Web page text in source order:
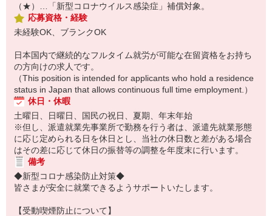
（★）…「新型コロナウイルス感染症」補償対象。
応募資格・経験
未経験OK、ブランクOK
日本国内で継続的なフルタイム就労が可能な在留資格をお持ち
の方向けの求人です。
（This position is intended for applicants who hold a residence
status in Japan that allows continuous full time employment.）
休日・休暇
土曜日、日曜日、国民の祝日、夏期、年末年始
※但し、派遣就業先事業所で勤務を行う者は、派遣先就業形態
に応じ定められる日を休日とし、当社の休日数と差がある場合
はその差に応じて休日の振替等の調整を年度末に行います。
備考
◆新型コロナ感染防止対策◆
皆さまが安全に就業できるようサポートいたします。
【受動喫煙防止について】